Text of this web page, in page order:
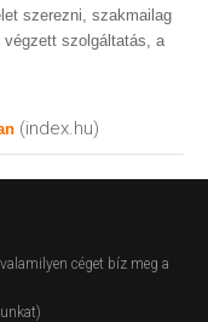
szerezni, szakmailag
szolgáltatás, a
(index.hu)
céget bíz meg a